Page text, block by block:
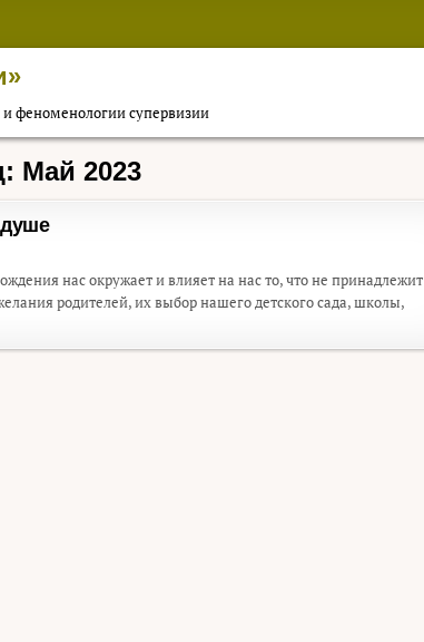
феноменологии супервизии
Май 2023
душе
нас окружает и влияет на нас то, что не принадлежит
родителей, их выбор нашего детского сада, школы,